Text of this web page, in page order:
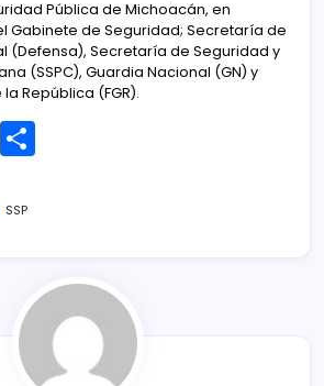
Pública de Michoacán, en
Gabinete de Seguridad; Secretaría de
(Defensa), Secretaría de Seguridad y
(SSPC), Guardia Nacional (GN) y
República (FGR).
E
m
ar
tir
SSP